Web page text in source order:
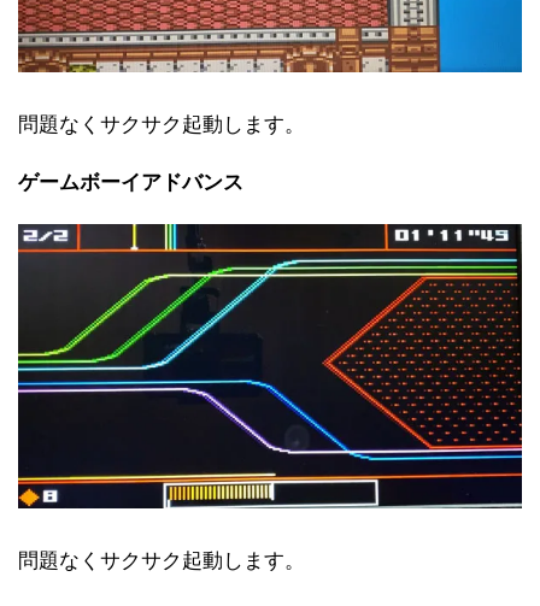
問題なくサクサク起動します。
ゲームボーイアドバンス
問題なくサクサク起動します。